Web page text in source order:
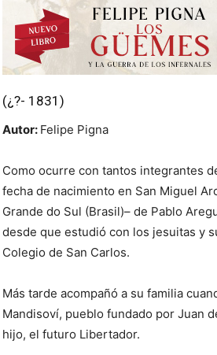
(¿?- 1831)
Autor: Felipe Pigna
Como ocurre con tantos integrantes
fecha de nacimiento en San Miguel
Grande do Sul (Brasil)– de Pablo
desde que estudió con los jesuitas y
Colegio de San Carlos.
Más tarde acompañó a su familia
Mandisoví, pueblo fundado por Juan
hijo, el futuro Libertador.